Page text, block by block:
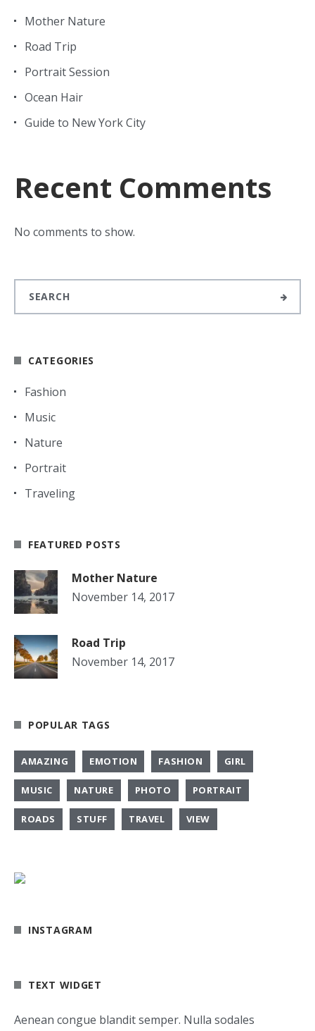
Mother Nature
Road Trip
Portrait Session
Ocean Hair
Guide to New York City
Recent Comments
No comments to show.
CATEGORIES
Fashion
Music
Nature
Portrait
Traveling
FEATURED POSTS
Mother Nature
November 14, 2017
Road Trip
November 14, 2017
POPULAR TAGS
AMAZING EMOTION FASHION GIRL
MUSIC NATURE PHOTO PORTRAIT
ROADS STUFF TRAVEL VIEW
INSTAGRAM
TEXT WIDGET
Aenean congue blandit semper. Nulla sodales